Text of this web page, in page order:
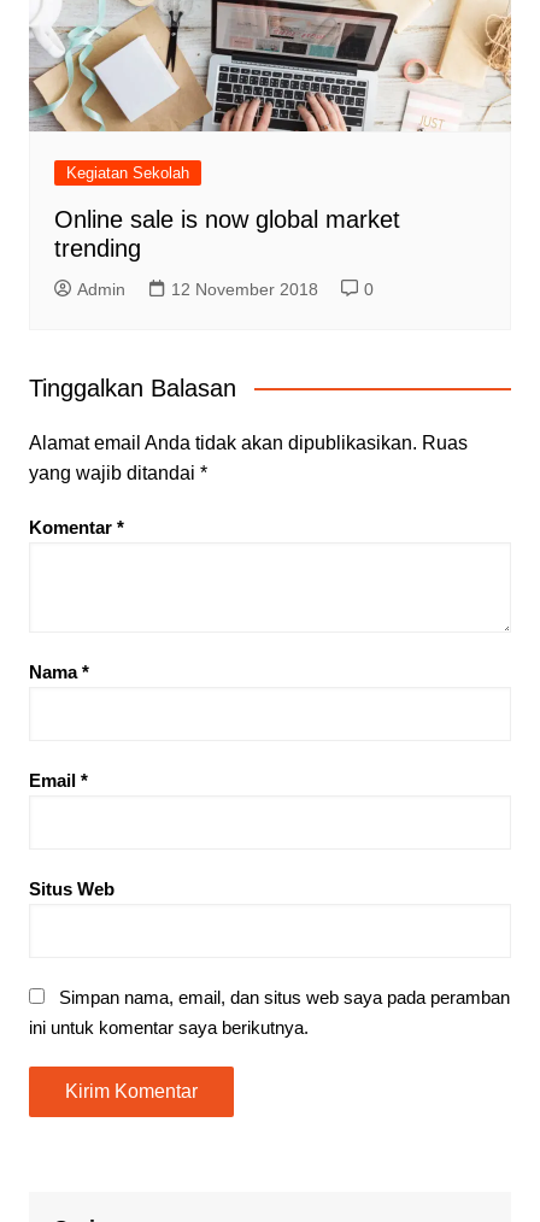
Kegiatan Sekolah
Online sale is now global market
trending
Admin 12 November 2018 0
Tinggalkan Balasan
Alamat email Anda tidak akan dipublikasikan. Ruas
yang wajib ditandai *
Komentar *
Nama*
Email *
Situs Web
Simpan nama, email, dan situs web saya pada peramban
ini untuk komentar saya berikutnya.